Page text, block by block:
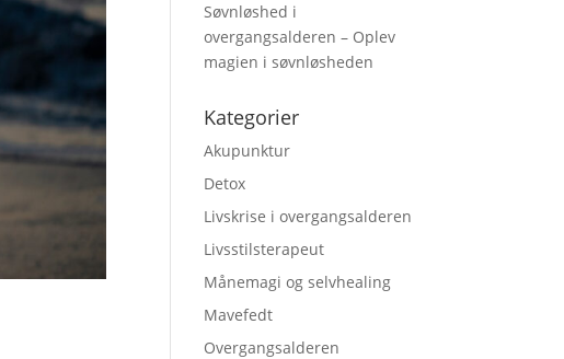
Søvnløshed i
overgangsalderen – Oplev
magien i søvnløsheden
Kategorier
Akupunktur
Detox
Livskrise i overgangsalderen
Livsstilsterapeut
Månemagi og selvhealing
Mavefedt
Overgangsalderen